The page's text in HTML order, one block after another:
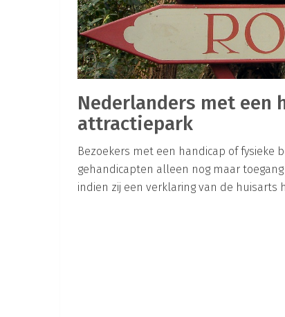
Nederlanders met een
attractiepark
Bezoekers met een handicap of fysieke
gehandicapten alleen nog maar
indien zij een verklaring van de huisarts